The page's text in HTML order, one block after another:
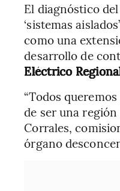
El diagnóstico
‘sistemas
como una
desarrollo de
Eléctrico
“Todos
de ser una
Corrales,
órgano